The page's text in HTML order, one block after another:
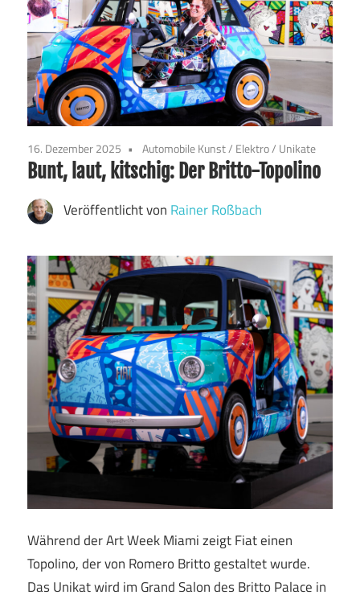
16. Dezember 2025 Automobile Kunst/ Elektro/ Unikate
Bunt, laut, kitschig: Der Britto-Topolino
Veröffentlicht von Rainer Roßbach
Während der Art Week Miami zeigt Fiat einen
Topolino, der von Romero Britto gestaltet wurde.
Das Unikat wird im Grand Salon des Britto Palace in